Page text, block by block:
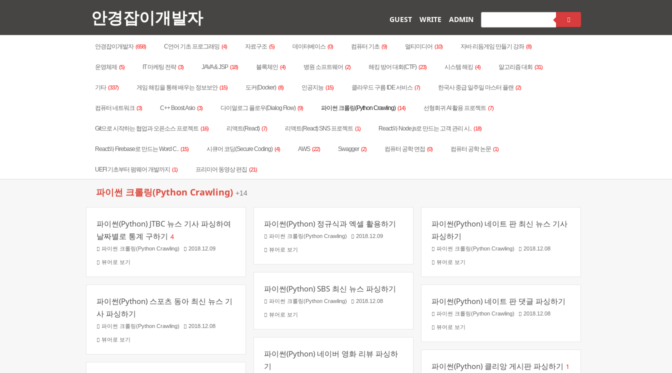
안경잡이개발자 GUEST WRITE ADMIN
안경잡이개발자 (658) C언어 기초 프로그래밍 (4) 자료구조 (5) 데이터베이스 (0) 컴퓨터 기초 (9) 멀티미디어 (10) 자바 리듬게임 만들기 강좌 (8)
운영체제 (5) IT 마케팅 전략 (3) JAVA & JSP (18) 블록체인 (4) 병원 소프트웨어 (2) 해킹 방어 대회(CTF) (23) 시스템 해킹 (4) 알고리즘 대회 (31)
기타 (337) 게임 해킹을 통해 배우는 정보보안 (15) 도커(Docker) (8) 인공지능 (15) 클라우드 구름 IDE 서비스 (7) 한국사 중급 일주일 마스터 플랜 (2)
컴퓨터 네트워크 (3) C++ Boost.Asio (3) 다이얼로그 플로우(Dialog Flow) (9) 파이썬 크롤링(Python Crawling) (14) 선형회귀 AI 활용 프로젝트 (7)
Git으로 시작하는 협업과 오픈소스 프로젝트 (16) 리액트(React) (7) 리액트(React) SNS 프로젝트 (1) React와 Node.js로 만드는 고객 관리 시.. (18)
React와 Firebase로 만드는 Word C.. (15) 시큐어 코딩(Secure Coding) (4) AWS (22) Swagger (2) 컴퓨터 공학 면접 (0) 컴퓨터 공학 논문 (1)
UEFI 기초부터 펌웨어 개발까지 (1) 프리미어 동영상 편집 (21)
파이썬 크롤링(Python Crawling) +14
파이썬(Python) JTBC 뉴스 기사 파싱하여
날짜별로 통계 구하기 4
파이썬 크롤링(Python Crawling) 2018.12.09
뷰어로 보기
파이썬(Python) 정규식과 엑셀 활용하기
파이썬 크롤링(Python Crawling) 2018.12.09
뷰어로 보기
파이썬(Python) 네이트 판 최신 뉴스 기사
파싱하기
파이썬 크롤링(Python Crawling) 2018.12.08
뷰어로 보기
파이썬(Python) SBS 최신 뉴스 파싱하기
파이썬 크롤링(Python Crawling) 2018.12.08
뷰어로 보기
파이썬(Python) 스포츠 동아 최신 뉴스 기
사 파싱하기
파이썬 크롤링(Python Crawling) 2018.12.08
뷰어로 보기
파이썬(Python) 네이트 판 댓글 파싱하기
파이썬 크롤링(Python Crawling) 2018.12.08
뷰어로 보기
파이썬(Python) 네이버 영화 리뷰 파싱하
기
파이썬(Python) 클리앙 게시판 파싱하기 1